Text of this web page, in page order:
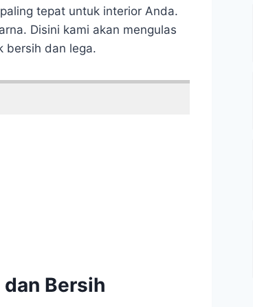
tepat untuk interior Anda.
Disini kami akan mengulas
bersih dan lega.
Bersih